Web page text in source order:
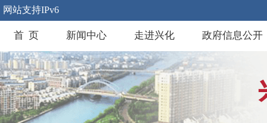
网站支持IPv6
首 页 新闻中心 走进兴化 政府信息公开